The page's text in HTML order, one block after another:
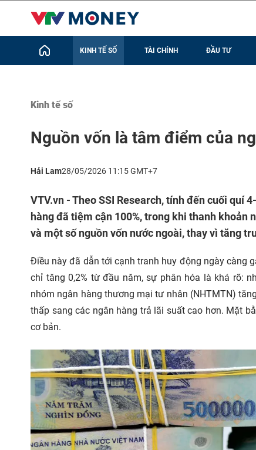
KINH TẾ SỐ TÀI CHÍNH ĐẦU TƯ
Kinh tế số
Nguồn vốn là tâm điểm của
Hải Lam28/05/2026 11:15 GMT+7
VTV.vn - Theo SSI Research, tính đến cuối quí
hàng đã tiệm cận 100%, trong khi thanh khoản
và một số nguồn vốn nước ngoài, thay vì tăng
Điều này đã dẫn tới cạnh tranh huy động ngày càng
chỉ tăng 0,2% từ đầu năm, sự phân hóa là khá rõ:
nhóm ngân hàng thương mại tư nhân (NHTMTN)
thấp sang các ngân hàng trả lãi suất cao hơn. Mặt
cơ bản.